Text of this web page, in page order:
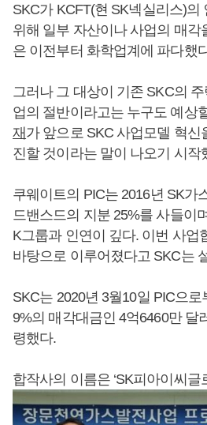
SKC가 KCFT(현 SK넥실리스)의
위해 일부 자산이나 사업의 매각
은 이전부터 화학업계에 파다했
그러나 그 대상이 기존 SKC의
업의 절반이라고는 누구도 예상
재가 앞으로 SKC 사업모델 혁신
진할 것이라는 말이 나오기 시작
쿠웨이트의 PIC는 2016년 SK가
드밴스드의 지분 25%를 사들이
K그룹과 인연이 깊다. 이번 사업
바탕으로 이루어졌다고 SKC는
SKC는 2020년 3월10일 PIC으
9%의 매각대금인 4억6460만 달
령했다.
합작사의 이름은 ‘SK피아이씨글